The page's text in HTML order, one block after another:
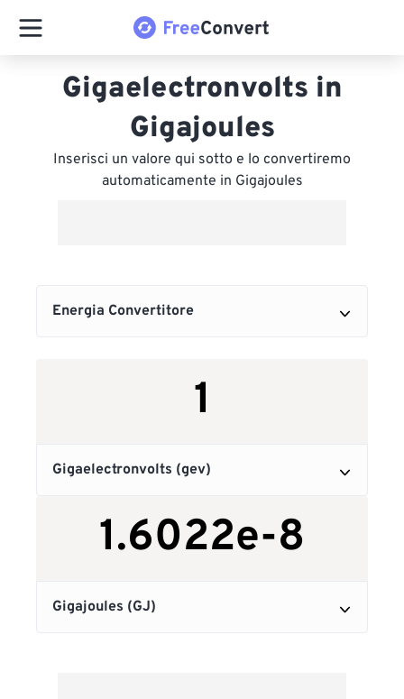
Gigaelectronvolts in
Gigajoules
Inserisci un valore qui sotto e lo convertiremo
automaticamente in Gigajoules